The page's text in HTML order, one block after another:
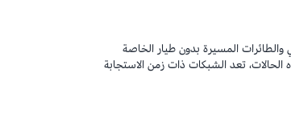
المسيرة بدون طيار الخاصة
تعد الشبكات ذات زمن الاستجابة